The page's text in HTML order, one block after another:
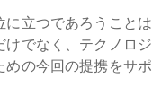
に立つであろうことは
けでなく、テクノロジ
めの今回の提携をサポ